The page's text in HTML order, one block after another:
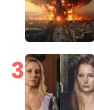
3